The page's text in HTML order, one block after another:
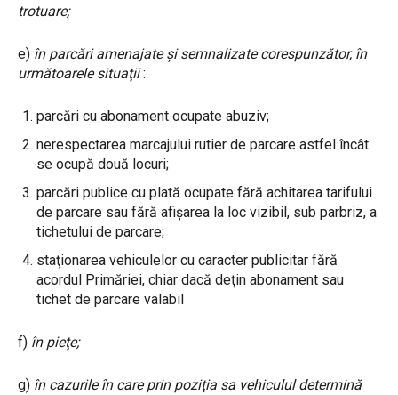
trotuare;
e) în parcări amenajate şi semnalizate corespunzător, în
următoarele situaţii:
parcări cu abonament ocupate abuziv;
nerespectarea marcajului rutier de parcare astfel încât
se ocupă două locuri;
parcări publice cu plată ocupate fără achitarea tarifului
de parcare sau fără afișarea la loc vizibil, sub parbriz, a
tichetului de parcare;
staţionarea vehiculelor cu caracter publicitar fără
acordul Primăriei, chiar dacă deţin abonament sau
tichet de parcare valabil
f) în pieţe;
g) în cazurile în care prin poziţia sa vehiculul determină